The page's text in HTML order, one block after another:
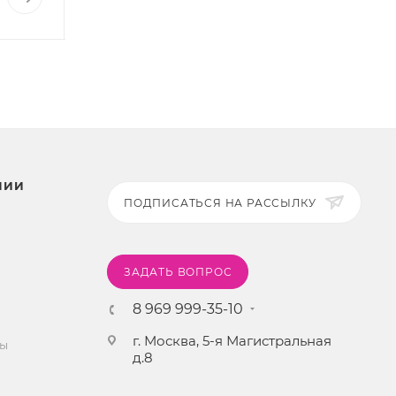
ПОДПИСАТЬСЯ НА РАССЫЛКУ
ЗАДАТЬ ВОПРОС
8 969 999-35-10
г. Москва, 5-я Магистральная
д.8